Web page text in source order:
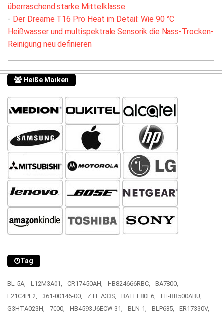
überraschend starke Mittelklasse
- Der Dreame T16 Pro Heat im Detail: Wie 90 °C
Heißwasser und multispektrale Sensorik die Nass-Trocken-
Reinigung neu definieren
Heiße Marken
Tag
BL-5A, L12M3A01, CR17450AH, HB824666RBC,
BA7800,
L21C4PE2,
361-00146-00, ZTE A33S, BATEL80L6,
EB-BR500ABU,
G3HTA023H,
7000, HB4593J6ECW-31, BLN-1, BLP685, ER17330V,